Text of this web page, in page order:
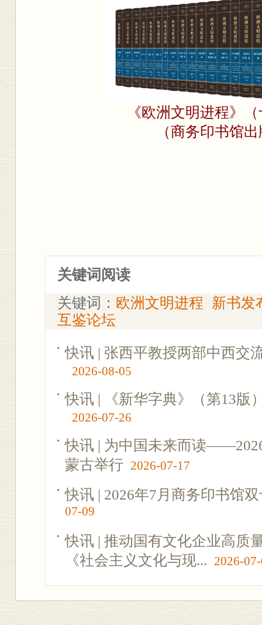
《欧洲文明进程》
（商务印书馆
关键词阅读
关键词： 欧洲文明进程
新书发
互鉴论坛
快讯 | 张西平教授两部中西交
2026-08-05
快讯 | 《新华字典》（第13版
2026-07-26
快讯 | 为中国未来而读
蒙古举行 2026-07-17
快讯 | 2026年7月商务印书馆
07-09
快讯 | 推动国有文化企业高质
《社会主义文化与现... 2026-